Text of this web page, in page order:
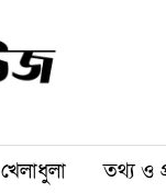
খেলাধুলা তথ্য ও